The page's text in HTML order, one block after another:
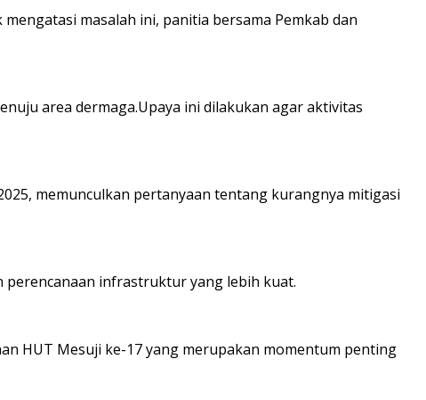
masalah ini, panitia bersama Pemkab dan
area dermaga.Upaya ini dilakukan agar aktivitas
memunculkan pertanyaan tentang kurangnya mitigasi
perencanaan infrastruktur yang lebih kuat.
HUT Mesuji ke-17 yang merupakan momentum penting